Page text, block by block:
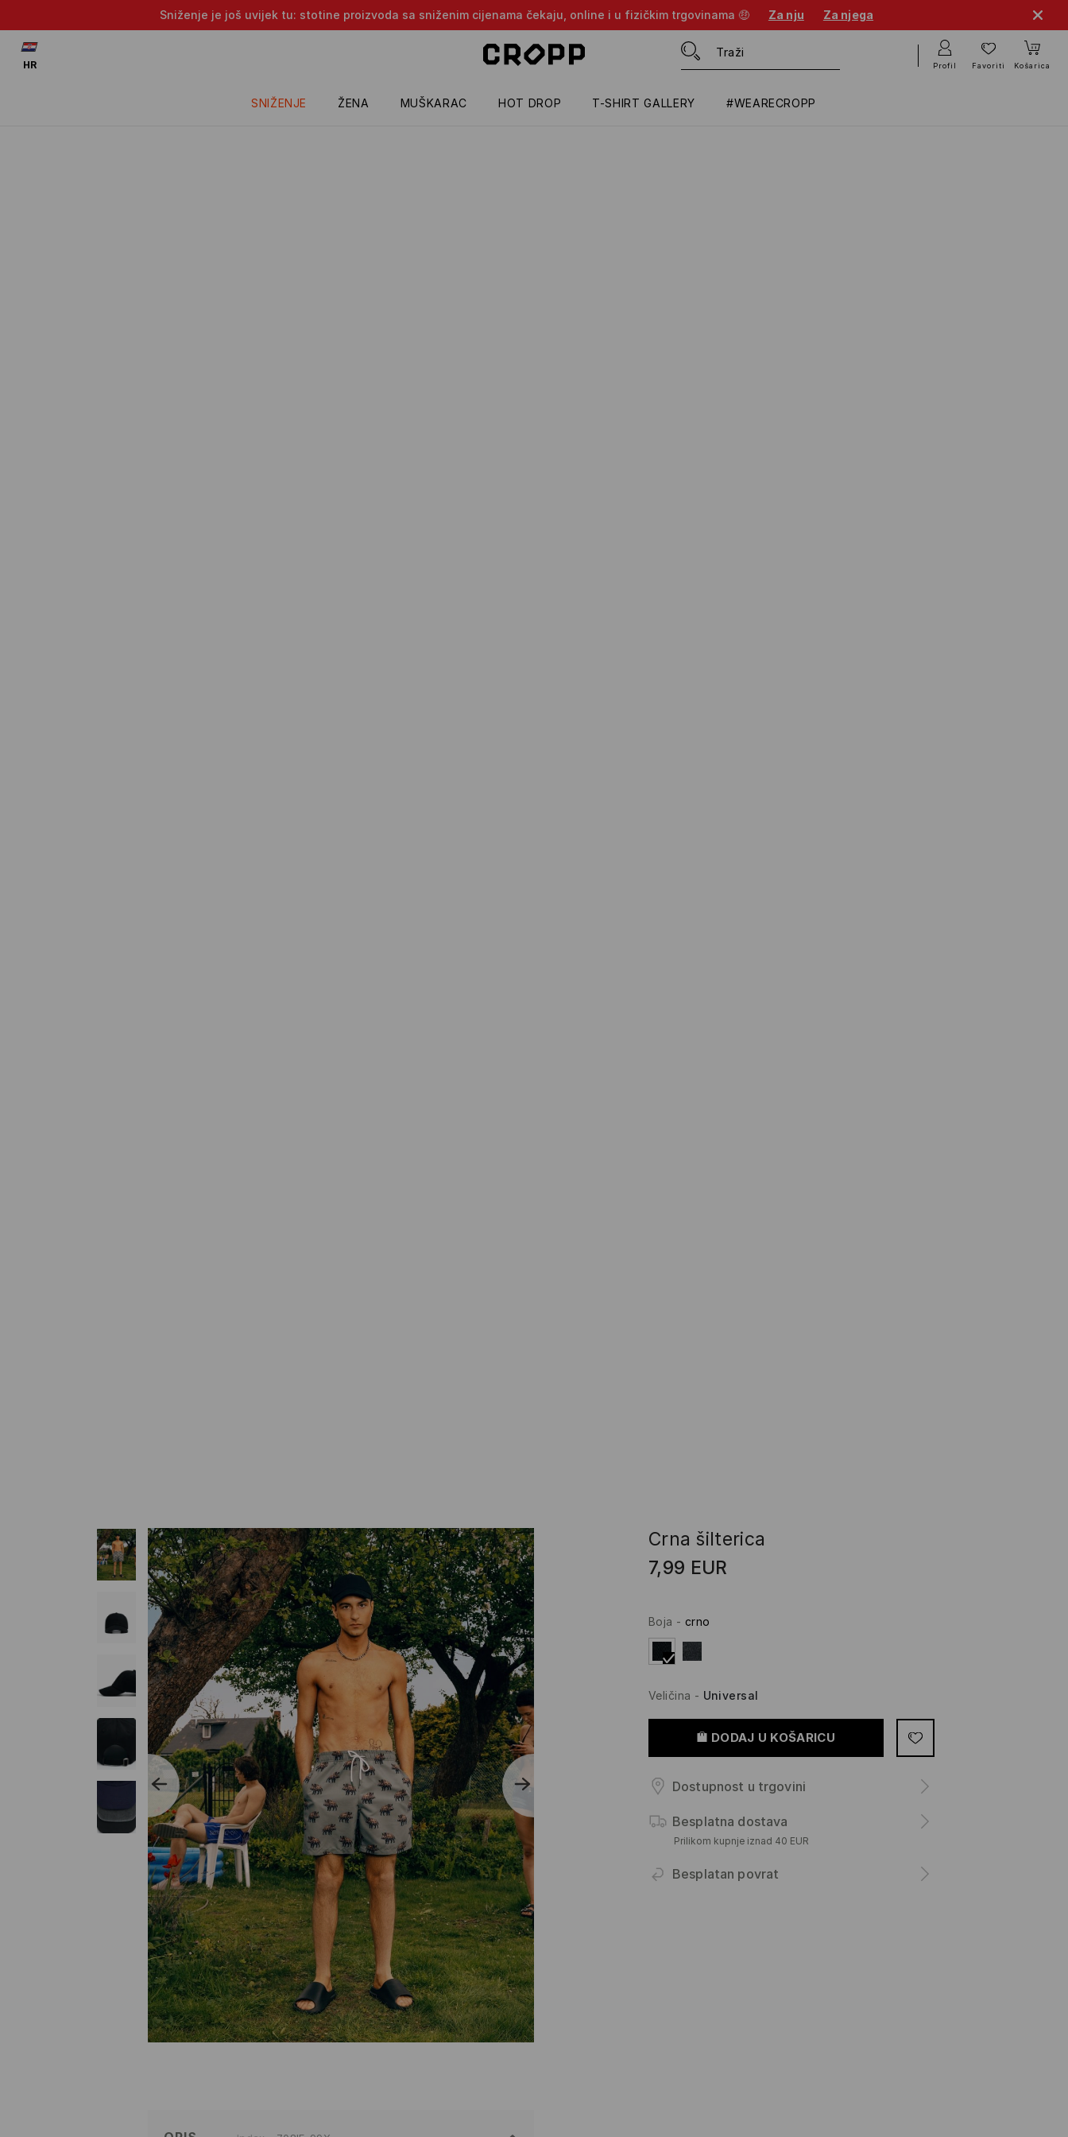
Sniženje je još uvijek tu: stotine proizvoda sa sniženim cijenama čekaju, online i u fizičkim trgovinama 🤑 Za nju Za njega
SNIŽENJE ŽENA MUŠKARAC HOT DROP T-SHIRT GALLERY #WEARECROPP
HR Profil Favoriti Košarica
Crna šilterica
7,99 EUR
Boja - crno
Veličina - Universal
DODAJ U KOŠARICU
Dostupnost u trgovini
Besplatna dostava
Prilikom kupnje iznad 40 EUR
Besplatan povrat